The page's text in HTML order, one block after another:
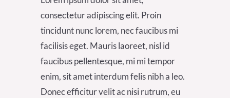
consectetur adipiscing elit. Proin
tincidunt nunc lorem, nec faucibus mi
facilisis eget. Mauris laoreet, nisl id
faucibus pellentesque, mi mi tempor
enim, sit amet interdum felis nibh a leo.
Donec efficitur velit ac nisi rutrum, eu